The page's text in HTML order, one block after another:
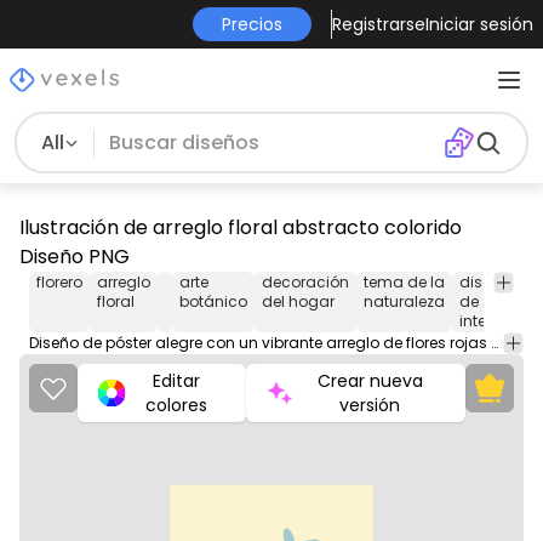
Precios RegistrarseIniciar sesión
All
Ilustración de arreglo floral abstracto colorido
Diseño PNG
florero
arreglo
floral
arte
botánico
decoración
del hogar
tema de la
naturaleza
diseño
de
interiores
Diseño de póster alegre con un vibrante arreglo de flores rojas en un jarrón azul claro. El fondo, de un amarillo suave, realza los vibrantes tonos de las flores. Delicadas hojas verdes complementan las flores, mientras que un mantel rojo a rayas aporta un toque dinámico a la composición. Ideal para la decoración del hogar o como regalo para alegrar cualquier espacio.
Editar
colores
Crear nueva
versión